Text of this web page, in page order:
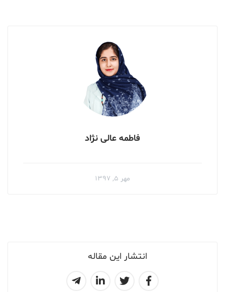
انتشار این مقاله
فاطمه عالی نژاد
مهر ۵, ۱۳۹۷